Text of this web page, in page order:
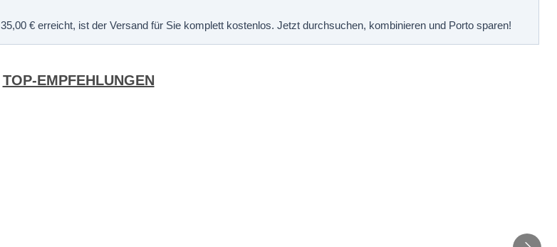
€ erreicht, ist der Versand für Sie komplett kostenlos. Jetzt durchsuchen, kombinieren und Porto sparen!
TOP-EMPFEHLUNGEN